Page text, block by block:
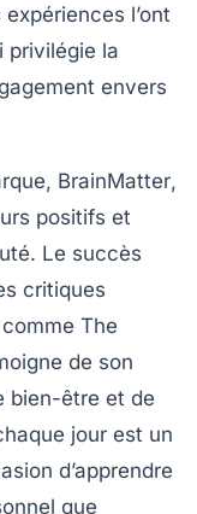
l’ont
privilégie la
envers
BrainMatter,
positifs et
Le succès
critiques
The
de son
bien-être et de
jour est un
d’apprendre
que